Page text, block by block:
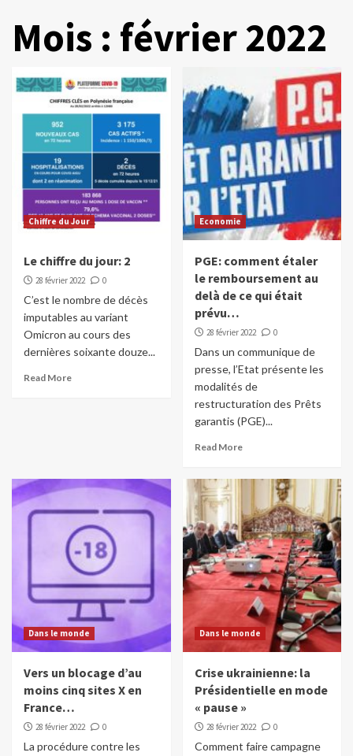
Mois : février 2022
Chiffre du Jour
Le chiffre du jour: 2
28 février 2022 0
C’est le nombre de décès
imputables au variant
Omicron au cours des
dernières soixante douze...
Read More
Economie
PGE: comment étaler
le remboursement au
delà de ce qui était
prévu…
28 février 2022 0
Dans un communique de
presse, l’Etat présente les
modalités de
restructuration des Prêts
garantis (PGE)...
Read More
Dans le monde
Vers un blocage d’au
moins cinq sites X en
France…
28 février 2022 0
La procédure contre les
Dans le monde
Crise ukrainienne: la
Présidentielle en mode
« pause »
28 février 2022 0
Comment faire campagne